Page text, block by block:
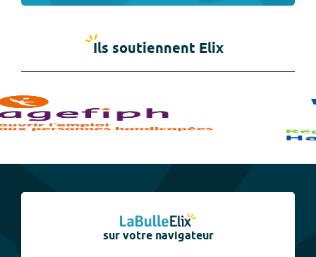
Ils soutiennent Elix
sur votre navigateur